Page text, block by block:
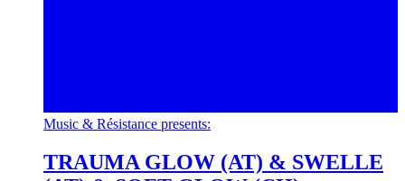
Music & Résistance presents:
TRAUMA GLOW (AT) & SWELLE